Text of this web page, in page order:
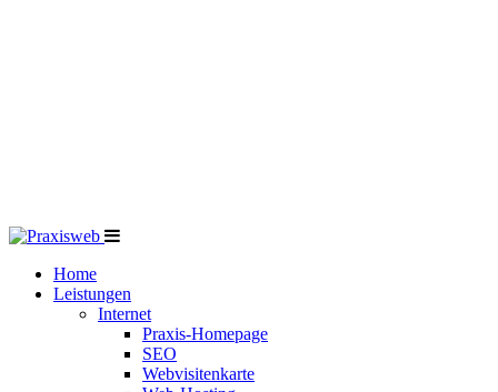
Home
Leistungen
Internet
Praxis-Homepage
SEO
Webvisitenkarte